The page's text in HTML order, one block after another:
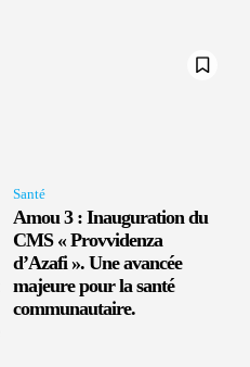
Santé
Amou 3 : Inauguration du
CMS « Provvidenza
d’Azafi ». Une avancée
majeure pour la santé
communautaire.